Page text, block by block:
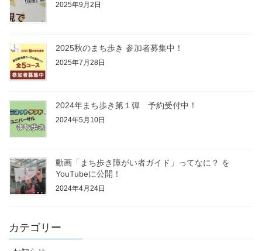
2025年9月2日
2025秋のまち歩き 参加者募集中！
2025年7月28日
2024年まち歩き第１弾 予約受付中！
2024年5月10日
動画「まち歩き障がい者ガイド」ってなに？ を
YouTubeに公開！
2024年4月24日
カテゴリー